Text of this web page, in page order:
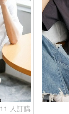
11 人訂購